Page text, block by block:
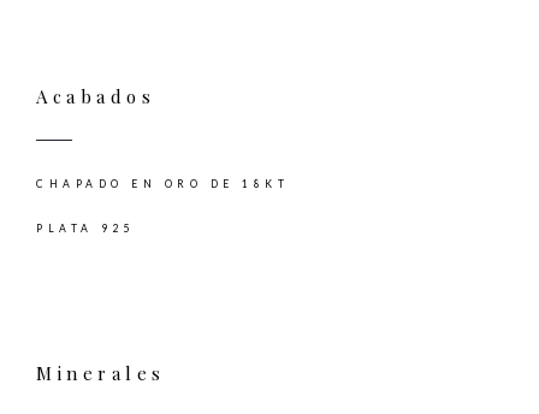
Acabados
CHAPADO EN ORO DE 18KT
PLATA 925
Minerales